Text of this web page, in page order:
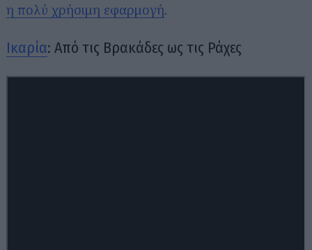
η πολύ χρήσιμη εφαρμογή.
Ικαρία: Από τις Βρακάδες ως τις Ράχες